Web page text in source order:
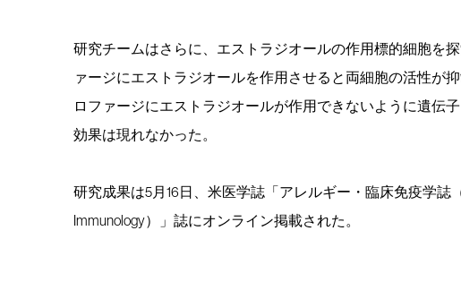
研究チームはさらに、エストラジオールの作用標的細胞を
ァージにエストラジオールを作用させると両細胞の活性が
ロファージにエストラジオールが作用できないように遺伝
効果は現れなかった。
研究成果は5月16日、米医学誌「アレルギー・臨床免疫学誌（
Immunology）」誌にオンライン掲載された。